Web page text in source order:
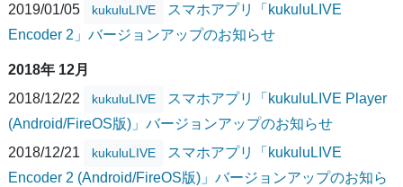
2019/01/05
kukuluLIVE
スマホアプリ「kukuluLIVE
Encoder 2」バージョンアップのお知らせ
2018年 12月
2018/12/22
kukuluLIVE
スマホアプリ「kukuluLIVE Player
(Android/FireOS版)」バージョンアップのお知らせ
2018/12/21
kukuluLIVE
スマホアプリ「kukuluLIVE
Encoder 2 (Android/FireOS版)」バージョンアップのお知ら